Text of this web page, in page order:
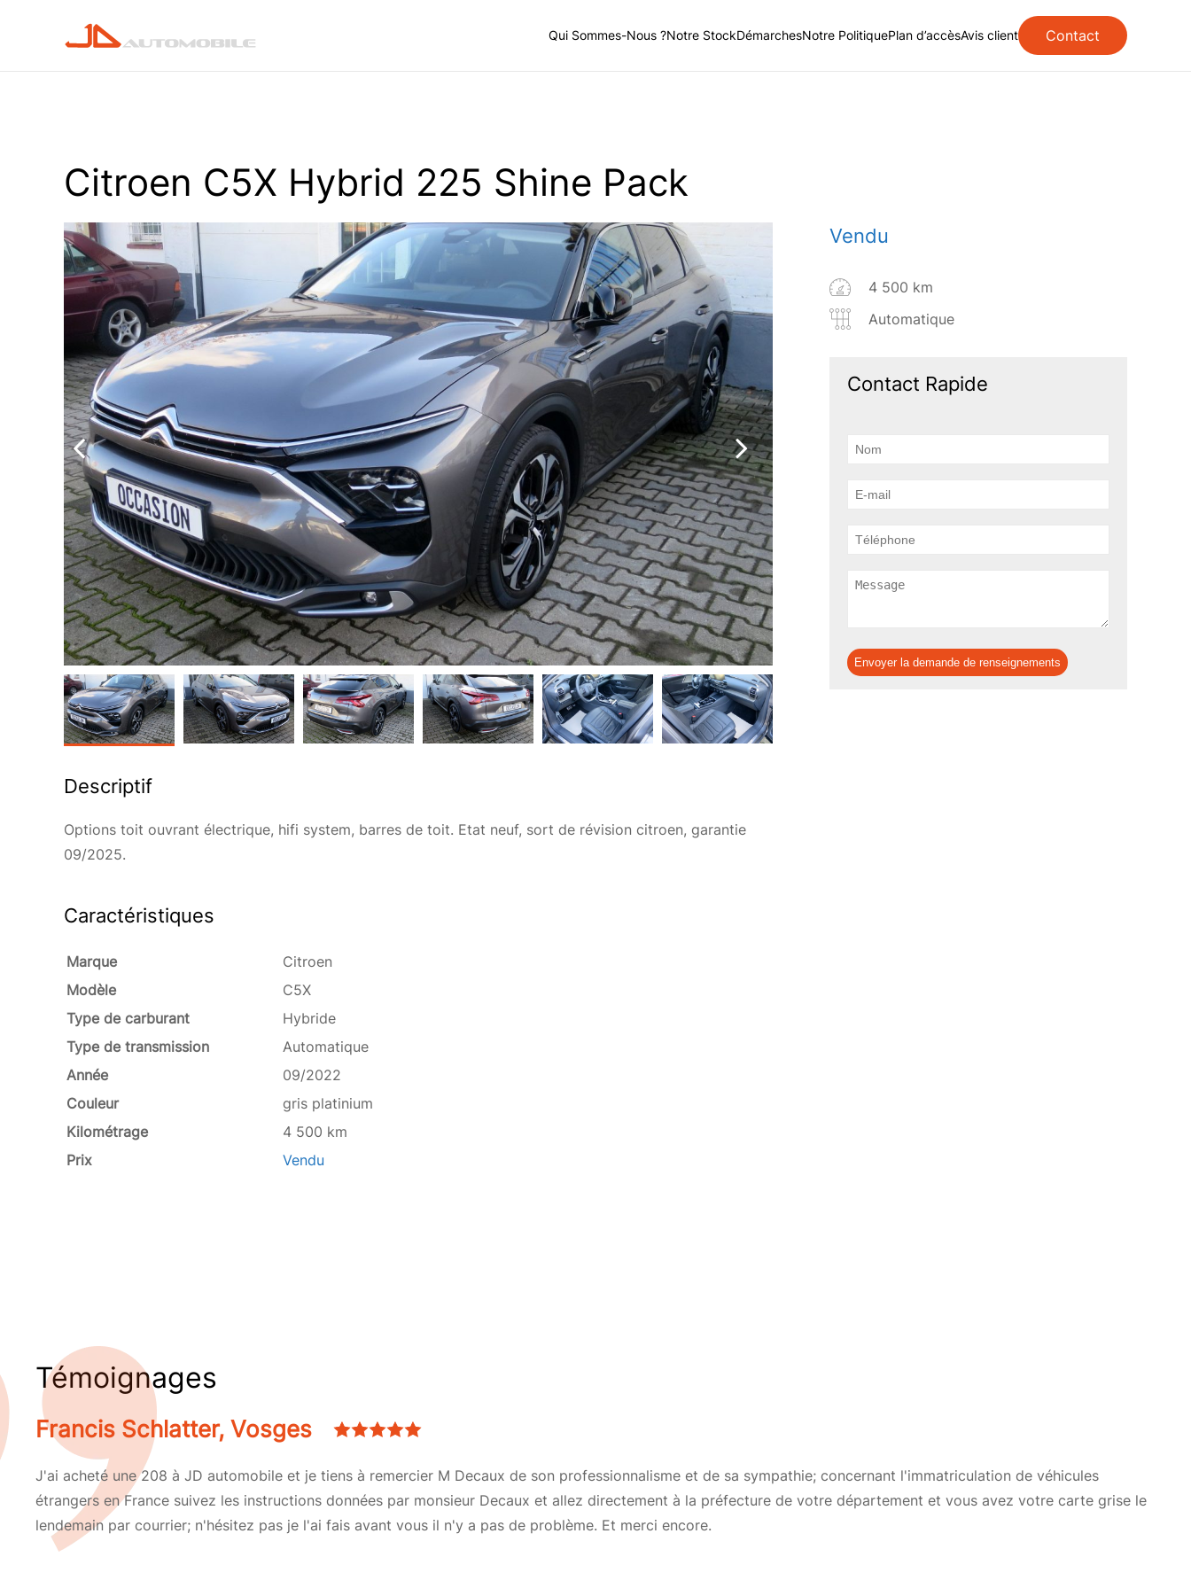
Skip to main content
Qui Sommes-Nous ?Notre StockDémarchesNotre PolitiquePlan d’accèsAvis client Contact
Citroen C5X Hybrid 225 Shine Pack
Descriptif
Options toit ouvrant électrique, hifi system, barres de toit. Etat neuf, sort de révision citroen, garantie
09/2025.
Caractéristiques
Marque
Citroen
Modèle
C5X
Type de carburant
Hybride
Type de transmission
Automatique
Année
09/2022
Couleur
gris platinium
Kilométrage
4 500 km
Prix
Vendu
Vendu
4 500 km
Automatique
Contact Rapide
Envoyer la demande de renseignements
Témoignages
Francis Schlatter, Vosges
J'ai acheté une 208 à JD automobile et je tiens à remercier M Decaux de son professionnalisme et de sa sympathie; concernant l'immatriculation de véhicules
étrangers en France suivez les instructions données par monsieur Decaux et allez directement à la préfecture de votre département et vous avez votre carte grise le
lendemain par courrier; n'hésitez pas je l'ai fais avant vous il n'y a pas de problème. Et merci encore.